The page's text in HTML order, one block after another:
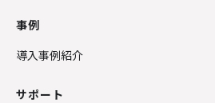
事例
導入事例紹介
サポート